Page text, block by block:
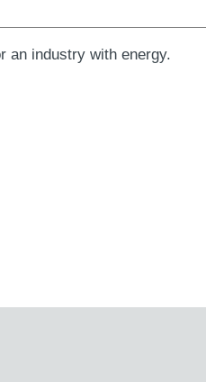
an industry with energy.